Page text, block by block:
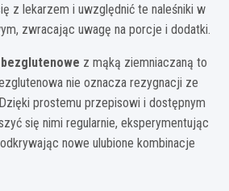
z lekarzem i uwzględnić te naleśniki w
zwracając uwagę na porcje i dodatki.
z mąką ziemniaczaną to
nie oznacza rezygnacji ze
prostemu przepisowi i dostępnym
się nimi regularnie, eksperymentując
nowe ulubione kombinacje